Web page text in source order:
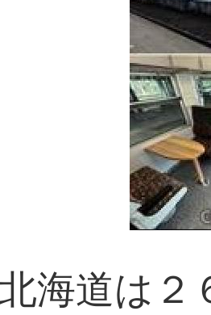
海道は２